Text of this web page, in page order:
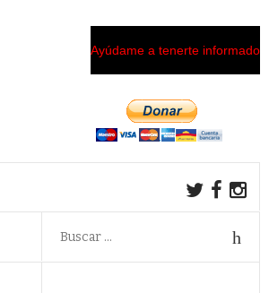
Ayúdame a tenerte informado